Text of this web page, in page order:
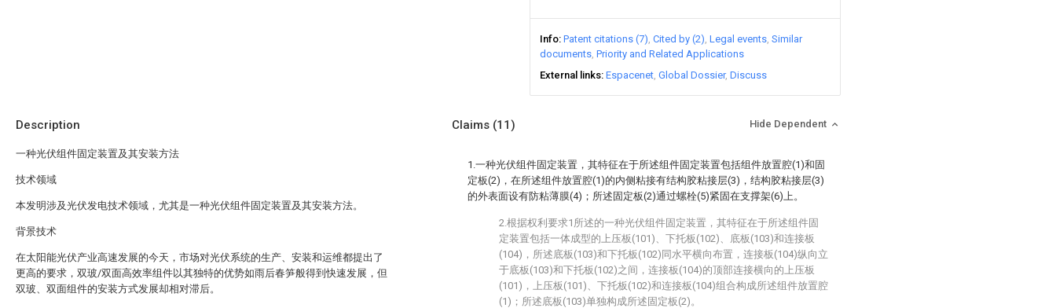
Info Patent citations (7) Cited by (2) Legal events Similar
documents Priority and Related Applications
External links Espacenet Global Dossier Discuss
Description
一种光伏组件固定装置及其安装方法
技术领域
本发明涉及光伏发电技术领域，尤其是一种光伏组件固定装置及其安装方法。
背景技术
在太阳能光伏产业高速发展的今天，市场对光伏系统的生产、安装和运维都提出了
更高的要求，双玻/双面高效率组件以其独特的优势如雨后春笋般得到快速发展，但
双玻、双面组件的安装方式发展却相对滞后。
Claims (11) Hide Dependent
1.一种光伏组件固定装置，其特征在于所述组件固定装置包括组件放置腔(1)和固
定板(2)，在所述组件放置腔(1)的内侧粘接有结构胶粘接层(3)，结构胶粘接层(3)
的外表面设有防粘薄膜(4)；所述固定板(2)通过螺栓(5)紧固在支撑架(6)上。
2.根据权利要求1所述的一种光伏组件固定装置，其特征在于所述组件固
定装置包括一体成型的上压板(101)、下托板(102)、底板(103)和连接板
(104)，所述底板(103)和下托板(102)同水平横向布置，连接板(104)纵向立
于底板(103)和下托板(102)之间，连接板(104)的顶部连接横向的上压板
(101)，上压板(101)、下托板(102)和连接板(104)组合构成所述组件放置腔
(1)；所述底板(103)单独构成所述固定板(2)。